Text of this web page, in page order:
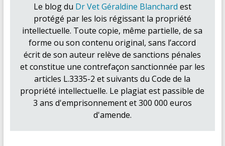
Le blog du Dr Vet Géraldine Blanchard est
protégé par les lois régissant la propriété
intellectuelle. Toute copie, même partielle, de sa
forme ou son contenu original, sans l’accord
écrit de son auteur relève de sanctions pénales
et constitue une contrefaçon sanctionnée par les
articles L.3335-2 et suivants du Code de la
propriété intellectuelle. Le plagiat est passible de
3 ans d'emprisonnement et 300 000 euros
d'amende.